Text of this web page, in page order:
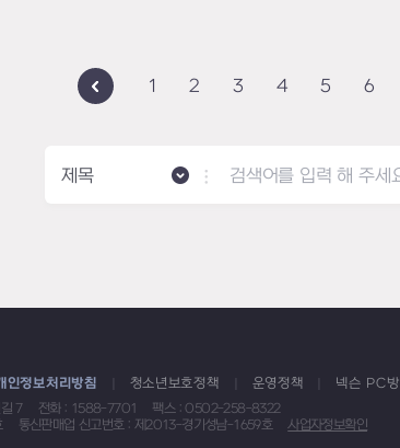
1 2 3 4 5 6
제목
인정보처리방침 청소년보호정책 운영정책 넥슨 PC방
7 전화 : 1588-7701
팩스 : 0502-258-8322
통신판매업 신고번호 : 제2013-경기성남-1659호
사업자정보확인